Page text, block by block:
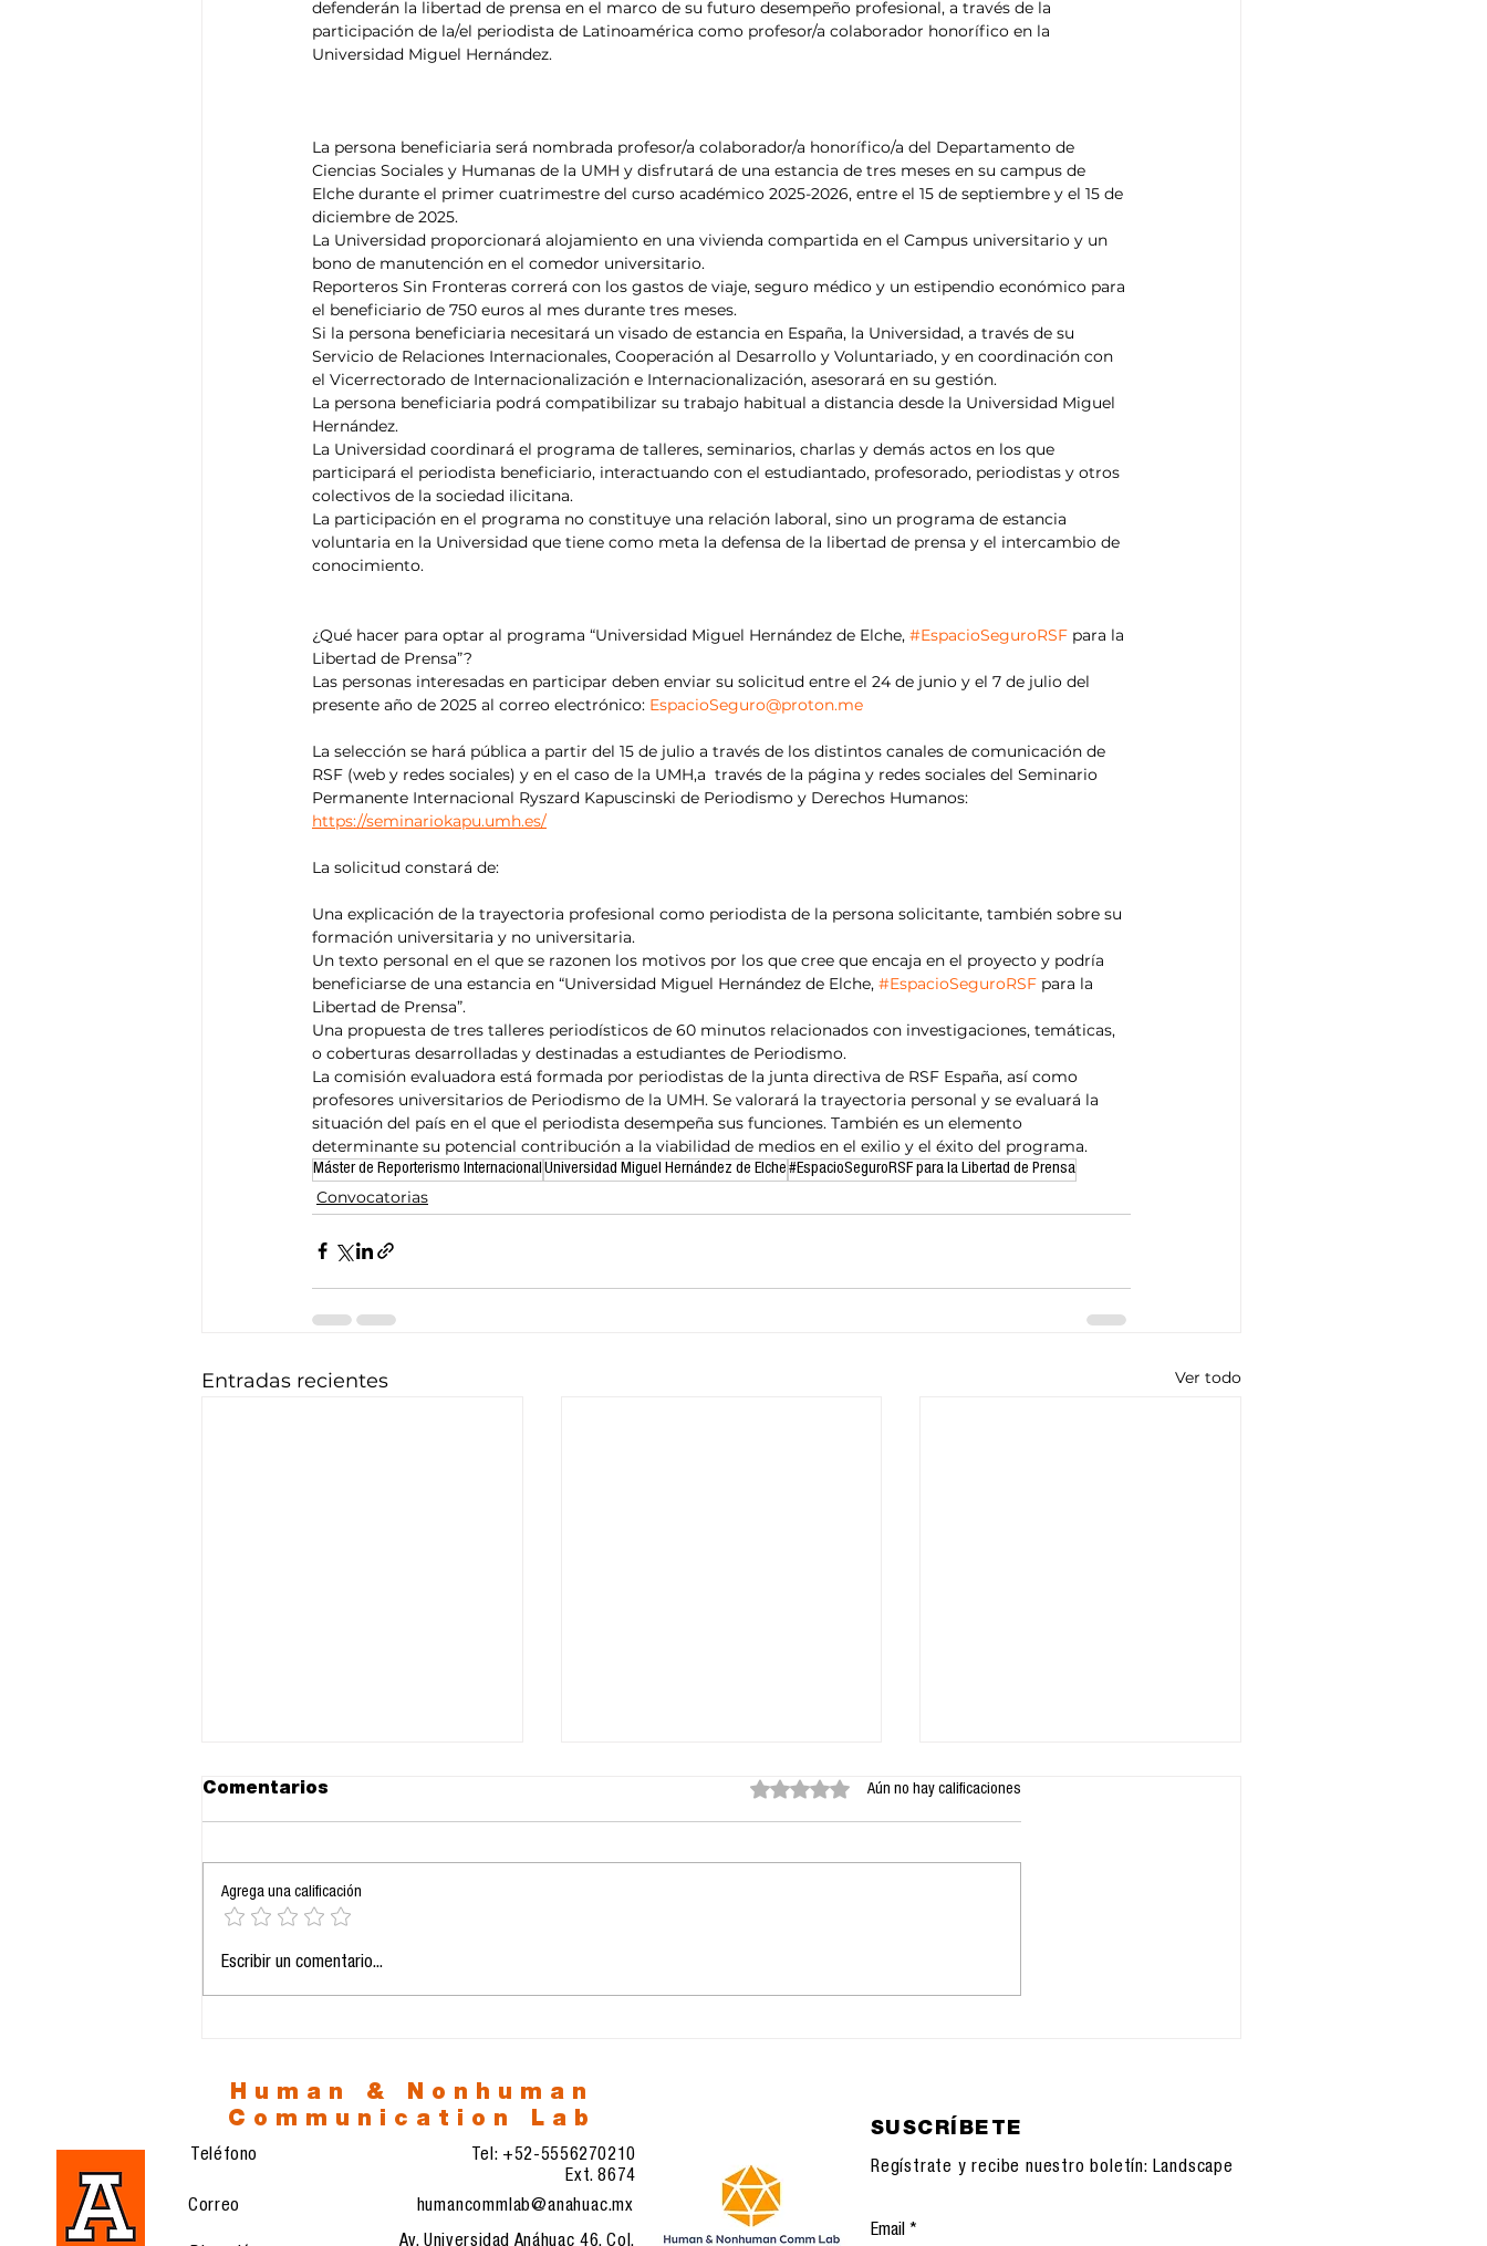
defenderán la libertad de prensa en el marco de su futuro desempeño profesional, a través de la
participación de la/el periodista de Latinoamérica como profesor/a colaborador honorífico en la
Universidad Miguel Hernández.
La persona beneficiaria será nombrada profesor/a colaborador/a honorífico/a del Departamento de
Ciencias Sociales y Humanas de la UMH y disfrutará de una estancia de tres meses en su campus de
Elche durante el primer cuatrimestre del curso académico 2025-2026, entre el 15 de septiembre y el 15 de
diciembre de 2025.
La Universidad proporcionará alojamiento en una vivienda compartida en el Campus universitario y un
bono de manutención en el comedor universitario.
Reporteros Sin Fronteras correrá con los gastos de viaje, seguro médico y un estipendio económico para
el beneficiario de 750 euros al mes durante tres meses.
Si la persona beneficiaria necesitará un visado de estancia en España, la Universidad, a través de su
Servicio de Relaciones Internacionales, Cooperación al Desarrollo y Voluntariado, y en coordinación con
el Vicerrectorado de Internacionalización e Internacionalización, asesorará en su gestión.
La persona beneficiaria podrá compatibilizar su trabajo habitual a distancia desde la Universidad Miguel
Hernández.
La Universidad coordinará el programa de talleres, seminarios, charlas y demás actos en los que
participará el periodista beneficiario, interactuando con el estudiantado, profesorado, periodistas y otros
colectivos de la sociedad ilicitana.
La participación en el programa no constituye una relación laboral, sino un programa de estancia
voluntaria en la Universidad que tiene como meta la defensa de la libertad de prensa y el intercambio de
conocimiento.
¿Qué hacer para optar al programa “Universidad Miguel Hernández de Elche, #EspacioSeguroRSF para la
Libertad de Prensa”?
Las personas interesadas en participar deben enviar su solicitud entre el 24 de junio y el 7 de julio del
presente año de 2025 al correo electrónico: EspacioSeguro@proton.me
La selección se hará pública a partir del 15 de julio a través de los distintos canales de comunicación de
RSF (web y redes sociales) y en el caso de la UMH,a  través de la página y redes sociales del Seminario
Permanente Internacional Ryszard Kapuscinski de Periodismo y Derechos Humanos:
https://seminariokapu.umh.es/
La solicitud constará de:
Una explicación de la trayectoria profesional como periodista de la persona solicitante, también sobre su
formación universitaria y no universitaria.
Un texto personal en el que se razonen los motivos por los que cree que encaja en el proyecto y podría
beneficiarse de una estancia en “Universidad Miguel Hernández de Elche, #EspacioSeguroRSF para la
Libertad de Prensa”.
Una propuesta de tres talleres periodísticos de 60 minutos relacionados con investigaciones, temáticas,
o coberturas desarrolladas y destinadas a estudiantes de Periodismo.
La comisión evaluadora está formada por periodistas de la junta directiva de RSF España, así como
profesores universitarios de Periodismo de la UMH. Se valorará la trayectoria personal y se evaluará la
situación del país en el que el periodista desempeña sus funciones. También es un elemento
determinante su potencial contribución a la viabilidad de medios en el exilio y el éxito del programa.
Máster de Reporterismo Internacional Universidad Miguel Hernández de Elche #EspacioSeguroRSF para la Libertad de Prensa
Convocatorias
Entradas recientes Ver todo
I Congreso
Comentarios Obtuvo 0 de 5 estrellas.Aún no hay calificaciones
Agrega una calificación
Escribir un comentario...
Human & Nonhuman
Communication Lab
Teléfono
Tel: +52-5556270210
Ext. 8674
humancommlab@anahuac.mx
Correo
SUSCRÍBETE
Regístrate y recibe nuestro boletín: Landscape
Email